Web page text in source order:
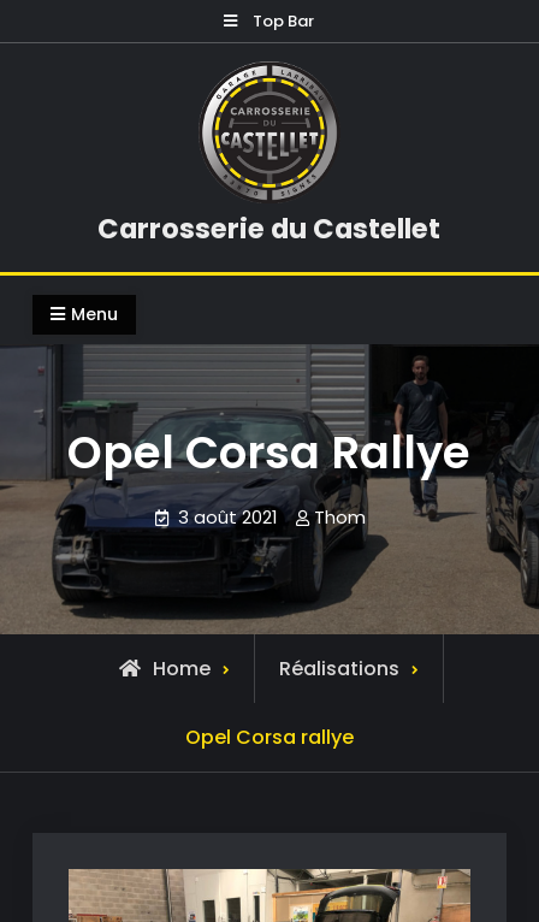
to
Top Bar
Carrosserie du Castellet
Menu
Opel Corsa Rallye
3 août 2021 Thom
Home Réalisations
Opel Corsa rallye